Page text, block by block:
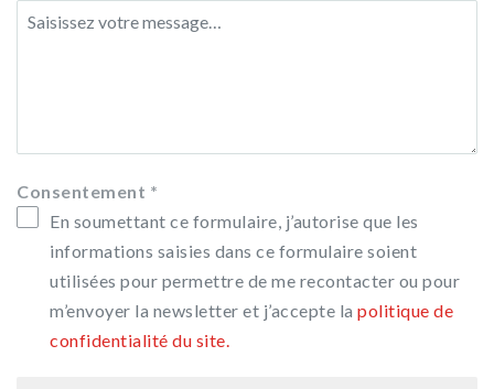
Consentement *
En soumettant ce formulaire, j’autorise que les
informations saisies dans ce formulaire soient
utilisées pour permettre de me recontacter ou pour
m’envoyer la newsletter et j’accepte la politique de
confidentialité du site.